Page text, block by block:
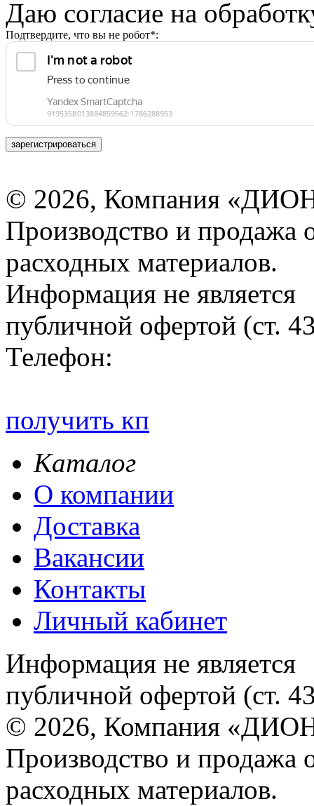
Даю согласие на
Подтвердите, что вы не робот*:
зарегистрироваться
© 2026, Компания
Производство и продажа
расходных материалов.
Информация не является
публичной офертой (ст.
Телефон:
получить кп
Каталог
О компании
Доставка
Вакансии
Контакты
Личный кабинет
Информация не является
публичной офертой (ст.
© 2026, Компания
Производство и продажа
расходных материалов.